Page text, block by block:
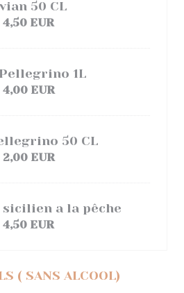
50 CL
4,50 EUR
1L
4,00 EUR
50 CL
2,00 EUR
sicilien a la pêche
4,50 EUR
( SANS ALCOOL)